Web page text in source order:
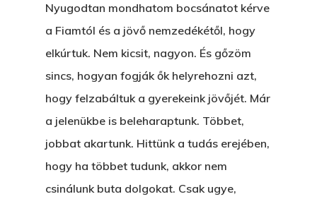
Nyugodtan mondhatom bocsánatot kérve
a Fiamtól és a jövő nemzedékétől, hogy
elkúrtuk. Nem kicsit, nagyon. És gőzöm
sincs, hogyan fogják ők helyrehozni azt,
hogy felzabáltuk a gyerekeink jövőjét. Már
a jelenükbe is beleharaptunk. Többet,
jobbat akartunk. Hittünk a tudás erejében,
hogy ha többet tudunk, akkor nem
csinálunk buta dolgokat. Csak ugye,